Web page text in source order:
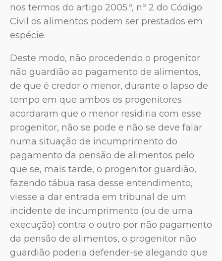
nos termos do artigo 2005.º, nº 2 do Código
Civil os alimentos podem ser prestados em
espécie.
Deste modo, não procedendo o progenitor
não guardião ao pagamento de alimentos,
de que é credor o menor, durante o lapso de
tempo em que ambos os progenitores
acordaram que o menor residiria com esse
progenitor, não se pode e não se deve falar
numa situação de incumprimento do
pagamento da pensão de alimentos pelo
que se, mais tarde, o progenitor guardião,
fazendo tábua rasa desse entendimento,
viesse a dar entrada em tribunal de um
incidente de incumprimento (ou de uma
execução) contra o outro por não pagamento
da pensão de alimentos, o progenitor não
guardião poderia defender-se alegando que